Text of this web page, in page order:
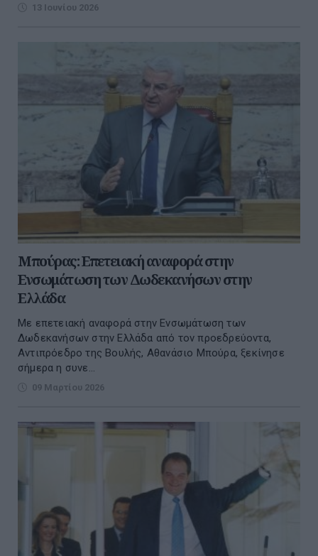
13 Ιουνίου 2026
Μπούρας: Επετειακή αναφορά στην
Ενσωμάτωση των Δωδεκανήσων στην
Ελλάδα
Με επετειακή αναφορά στην Ενσωμάτωση των
Δωδεκανήσων στην Ελλάδα από τον προεδρεύοντα,
Αντιπρόεδρο της Βουλής, Αθανάσιο Μπούρα, ξεκίνησε
σήμερα η συνε...
09 Μαρτίου 2026